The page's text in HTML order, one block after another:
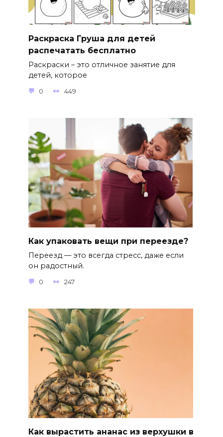
Раскраска Груша для детей
распечатать бесплатно
Раскраски – это отличное занятие для
детей, которое
0 449
Как упаковать вещи при переезде?
Переезд — это всегда стресс, даже если
он радостный.
0 247
Как вырастить ананас из верхушки в